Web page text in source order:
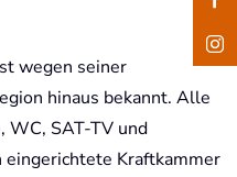
wegen seiner
hinaus bekannt. Alle
WC, SAT-TV und
Kraftkammer